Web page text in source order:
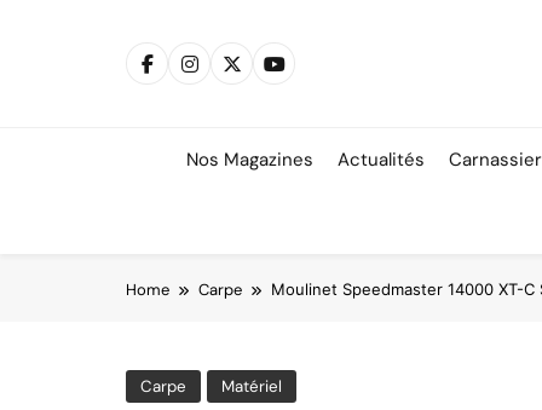
Nos Magazines Actualités
Home Carpe Moulinet Speedmaster 14000 XT-C
Carpe Matériel